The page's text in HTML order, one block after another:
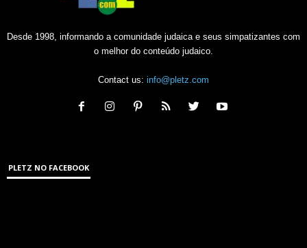
Desde 1998, informando a comunidade judaica e seus simpatizantes com
o melhor do conteúdo judaico.
Contact us: info@pletz.com
PLETZ NO FACEBOOK